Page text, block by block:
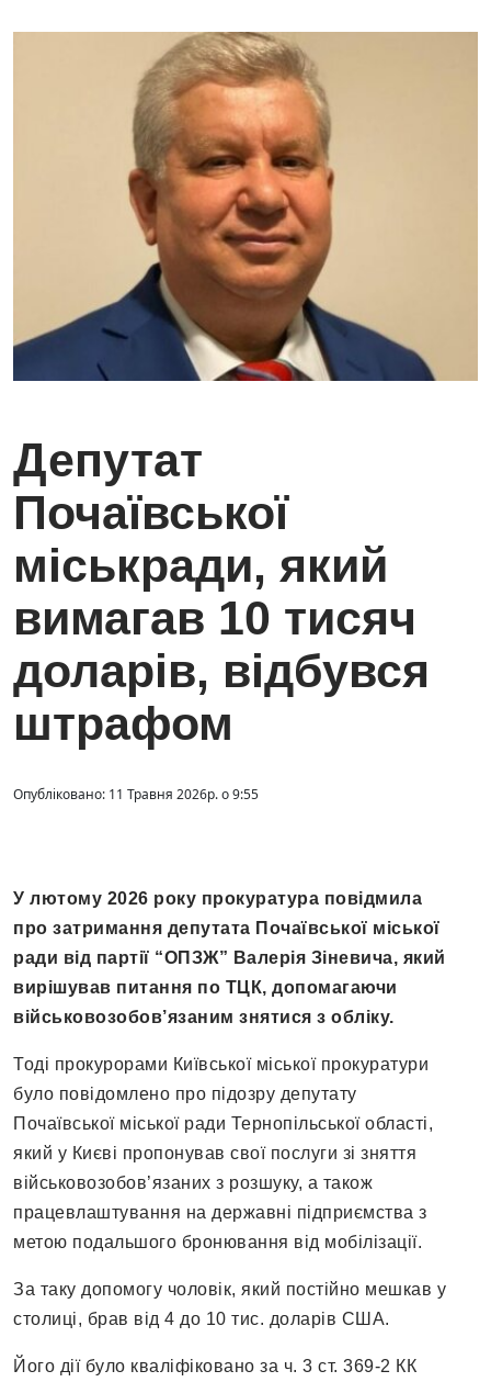
Депутат
Почаївської
міськради, який
вимагав 10 тисяч
доларів, відбувся
штрафом
Опубліковано: 11 Травня 2026р. о 9:55
У лютому 2026 року прокуратура повідмила
про затримання депутата Почаївської міської
ради від партії “ОПЗЖ” Валерія Зіневича, який
вирішував питання по ТЦК, допомагаючи
військовозобов’язаним знятися з обліку.
Тоді прокурорами Київської міської прокуратури
було повідомлено про підозру депутату
Почаївської міської ради Тернопільської області,
який у Києві пропонував свої послуги зі зняття
військовозобов’язаних з розшуку, а також
працевлаштування на державні підприємства з
метою подальшого бронювання від мобілізації.
За таку допомогу чоловік, який постійно мешкав у
столиці, брав від 4 до 10 тис. доларів США.
Його дії було кваліфіковано за ч. 3 ст. 369-2 КК